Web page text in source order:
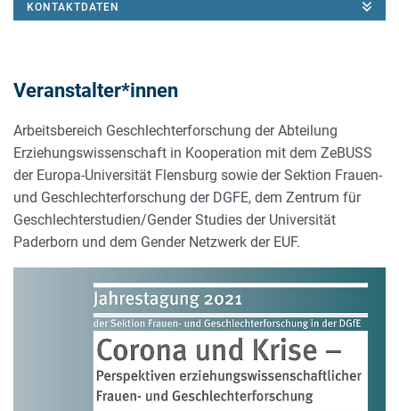
KONTAKTDATEN
Veranstalter*innen
Arbeitsbereich Geschlechterforschung der Abteilung
Erziehungswissenschaft in Kooperation mit dem ZeBUSS
der Europa-Universität Flensburg sowie der Sektion Frauen-
und Geschlechterforschung der DGFE, dem Zentrum für
Geschlechterstudien/Gender Studies der Universität
Paderborn und dem Gender Netzwerk der EUF.